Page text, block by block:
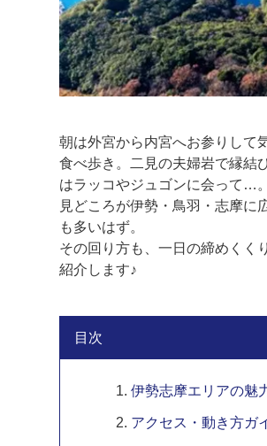
朝は外宮から内宮へお参りして
食べ歩き。二見の夫婦岩で縁結
はラッコやジュゴンに会って…。
見どころが伊勢・鳥羽・志摩に
も多いはず。
その回り方も、一日の締めくく
紹介します♪
目次
伊勢志摩エリアの魅
アクセス・動き方ガ